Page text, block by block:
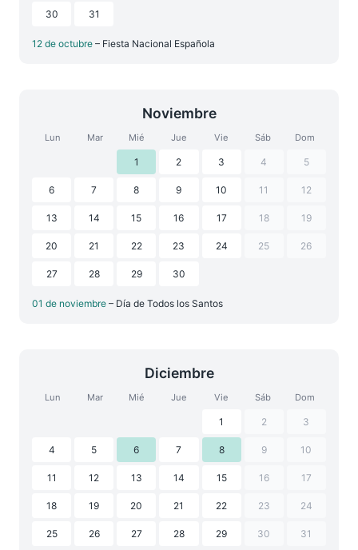
30 31
12 de octubre – Fiesta Nacional Española
Noviembre
Lun Mar Mié Jue Vie Sáb Dom
1 2 3 4 5
6 7 8 9 10 11 12
13 14 15 16 17 18 19
20 21 22 23 24 25 26
27 28 29 30
01 de noviembre – Día de Todos los Santos
Diciembre
Lun Mar Mié Jue Vie Sáb Dom
1 2 3
4 5 6 7 8 9 10
11 12 13 14 15 16 17
18 19 20 21 22 23 24
25 26 27 28 29 30 31